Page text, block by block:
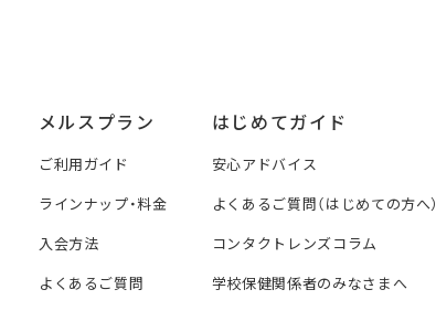
メルスプラン
ご利用ガイド
ラインナップ・料金
入会方法
よくあるご質問
はじめてガイド
安心アドバイス
よくあるご質問（はじめての方へ）
コンタクトレンズコラム
学校保健関係者のみなさまへ